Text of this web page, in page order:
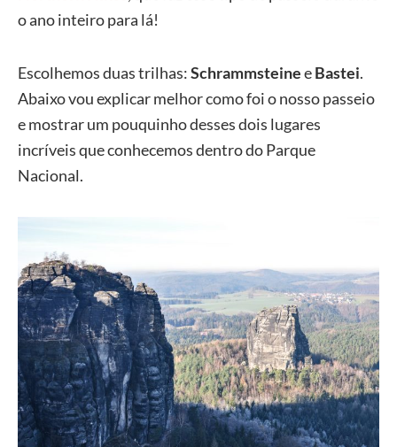
o ano inteiro para lá!
Escolhemos duas trilhas:SchrammsteineeBastei.
Abaixo vou explicar melhor como foi o nosso passeio
e mostrar um pouquinho desses dois lugares
incríveis que conhecemos dentro do Parque
Nacional.